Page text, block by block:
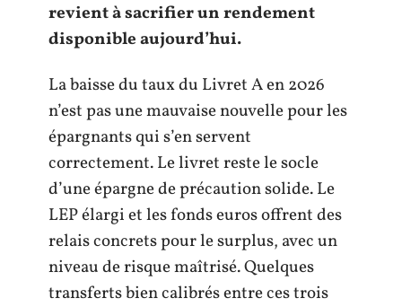
revient à sacrifier un rendement
disponible aujourd’hui.
La baisse du taux du Livret A en 2026
n’est pas une mauvaise nouvelle pour les
épargnants qui s’en servent
correctement. Le livret reste le socle
d’une épargne de précaution solide. Le
LEP élargi et les fonds euros offrent des
relais concrets pour le surplus, avec un
niveau de risque maîtrisé. Quelques
transferts bien calibrés entre ces trois